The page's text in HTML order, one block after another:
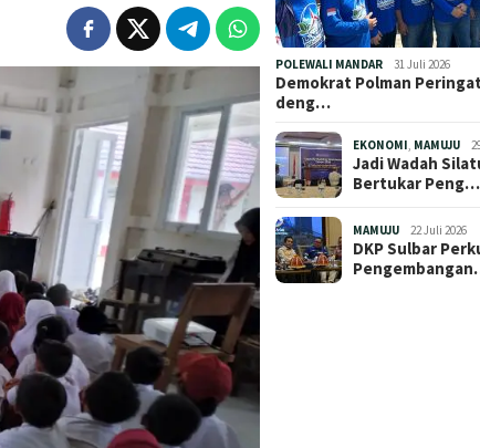
POLEWALI MANDAR 31 Juli 2026
Demokrat Polman
deng…
EKONOMI MAMUJU
Jadi Wadah
Bertukar Peng…
MAMUJU 22 Juli 2026
DKP Sulbar